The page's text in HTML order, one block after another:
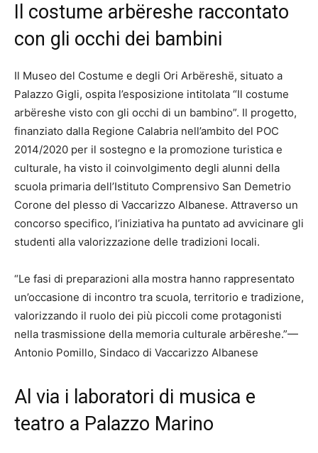
Il costume arbëreshe raccontato
con gli occhi dei bambini
Il Museo del Costume e degli Ori Arbëreshë, situato a
Palazzo Gigli, ospita l’esposizione intitolata “Il costume
arbëreshe visto con gli occhi di un bambino”. Il progetto,
finanziato dalla Regione Calabria nell’ambito del POC
2014/2020 per il sostegno e la promozione turistica e
culturale, ha visto il coinvolgimento degli alunni della
scuola primaria dell’Istituto Comprensivo San Demetrio
Corone del plesso di Vaccarizzo Albanese. Attraverso un
concorso specifico, l’iniziativa ha puntato ad avvicinare gli
studenti alla valorizzazione delle tradizioni locali.
“Le fasi di preparazioni alla mostra hanno rappresentato
un’occasione di incontro tra scuola, territorio e tradizione,
valorizzando il ruolo dei più piccoli come protagonisti
nella trasmissione della memoria culturale arbëreshe.”—
Antonio Pomillo, Sindaco di Vaccarizzo Albanese
Al via i laboratori di musica e
teatro a Palazzo Marino